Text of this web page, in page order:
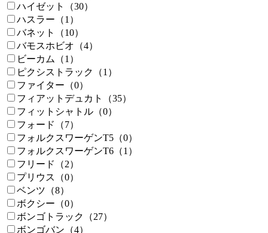
ハイゼット（30）
ハスラー（1）
バネット（10）
バモスホビオ（4）
ビーカム（1）
ピクシストラック（1）
ファイター（0）
フィアットデュカト（35）
フィットシャトル（0）
フォード（7）
フォルクスワーゲンT5（0）
フォルクスワーゲンT6（1）
フリード（2）
プリウス（0）
ベンツ（8）
ボクシー（0）
ボンゴトラック（27）
ボンゴバン（4）